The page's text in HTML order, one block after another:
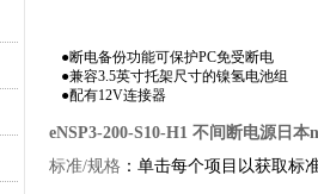
●断电备份功能可保护PC免受断电
●兼容3.5英寸托架尺寸的镍氢电池组
●配有12V连接器
eNSP3-200-S10-H1 不间断电源日本
标准/规格 ：单击每个项目以获取标